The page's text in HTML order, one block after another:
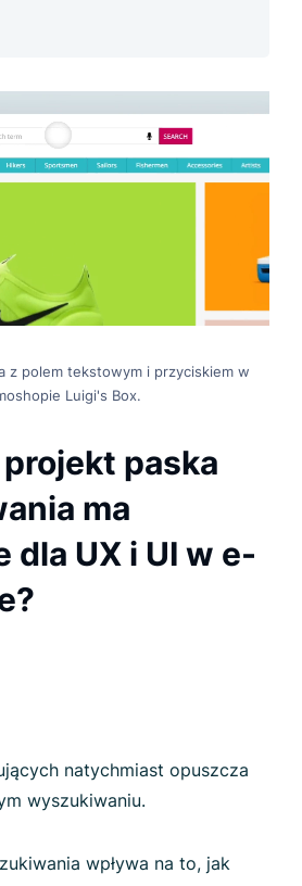
z polem tekstowym i przyciskiem w
Luigi's Box.
paska
ma
dla UX i UI w e-
natychmiast opuszcza
wyszukiwaniu.
wpływa na to, jak